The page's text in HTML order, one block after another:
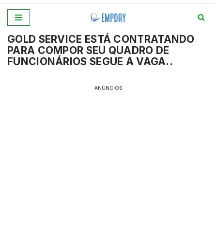
para
o
conteúdo
GOLD SERVICE ESTÁ CONTRATANDO
PARA COMPOR SEU QUADRO DE
FUNCIONÁRIOS SEGUE A VAGA..
ANÚNCIOS